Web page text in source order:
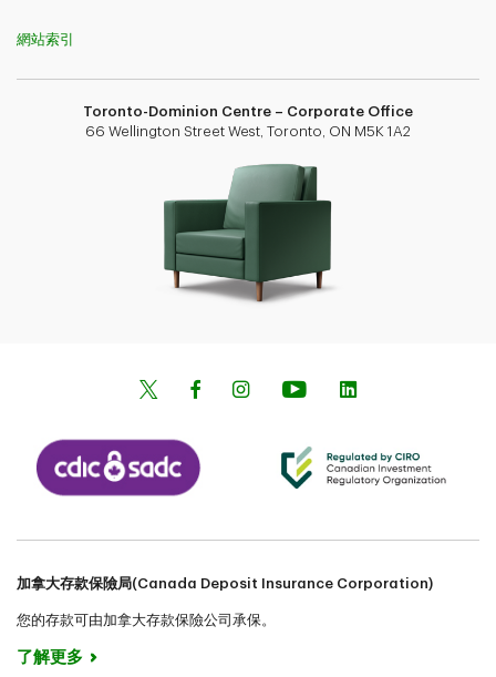
網站索引
Toronto-Dominion Centre – Corporate Office
66 Wellington Street West, Toronto, ON M5K 1A2
加拿大存款保險局(Canada Deposit Insurance Corporation)
您的存款可由加拿大存款保險公司承保。
了解更多